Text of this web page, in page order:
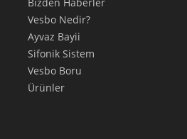
Vesbo Nedir?
Ayvaz Bayii
Sifonik Sistem
Vesbo Boru
Ürünler